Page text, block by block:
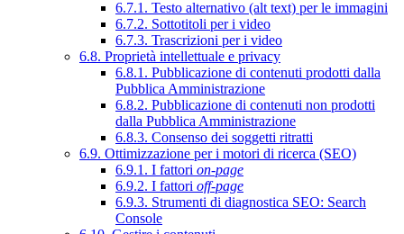
6.7.1. Testo alternativo (alt text) per le immagini
6.7.2. Sottotitoli per i video
6.7.3. Trascrizioni per i video
6.8. Proprietà intellettuale e privacy
6.8.1. Pubblicazione di contenuti prodotti dalla
Pubblica Amministrazione
6.8.2. Pubblicazione di contenuti non prodotti
dalla Pubblica Amministrazione
6.8.3. Consenso dei soggetti ritratti
6.9. Ottimizzazione per i motori di ricerca (SEO)
6.9.1. I fattori on-page
6.9.2. I fattori off-page
6.9.3. Strumenti di diagnostica SEO: Search
Console